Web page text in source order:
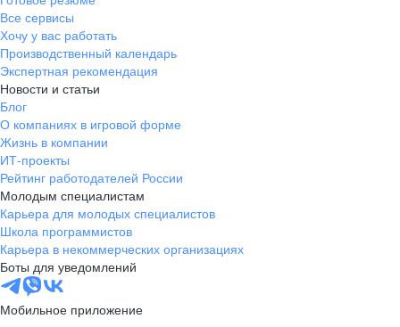
Все сервисы
Хочу у вас работать
Производственный календарь
Экспертная рекомендация
Новости и статьи
Блог
О компаниях в игровой форме
Жизнь в компании
ИТ-проекты
Рейтинг работодателей России
Молодым специалистам
Карьера для молодых специалистов
Школа программистов
Карьера в некоммерческих организациях
Боты для уведомлений
Мобильное приложение